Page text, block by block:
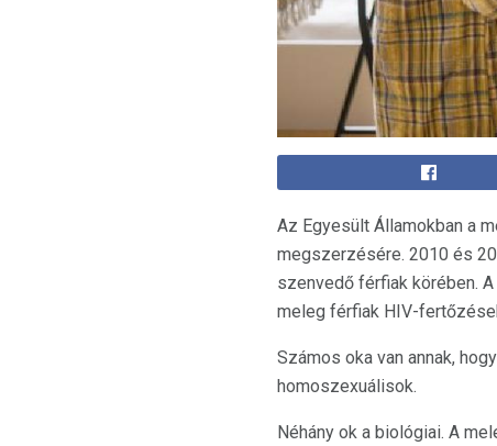
Az Egyesült Államokban a
megszerzésére. 2010 és
szenvedő férfiak körében.
meleg férfiak HIV-
Számos oka van annak,
homoszexuálisok.
Néhány ok a biológiai. A